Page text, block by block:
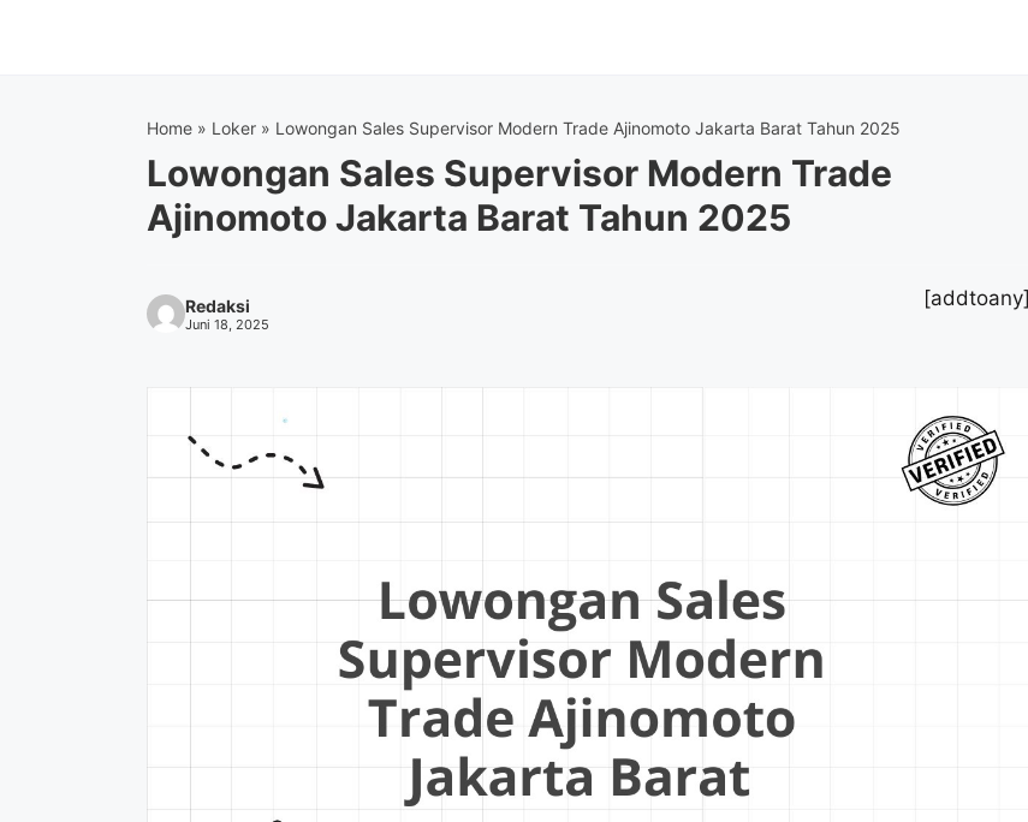
Home » Loker » Lowongan Sales Supervisor Modern Trade Ajinomoto Jakarta Barat Tahun 2025
Lowongan Sales Supervisor Modern Trade
Ajinomoto Jakarta Barat Tahun 2025
Redaksi
Juni 18, 2025
[addtoany]